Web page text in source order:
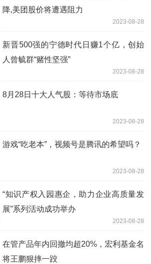
降,美团股价将遭遇阻力
2023-08-28
新晋500强的宁德时代日赚1个亿，创始
人曾毓群“赌性坚强”
2023-08-28
8月28日十大人气股：等待市场底
2023-08-28
游戏“吃老本”，视频号是腾讯的希望吗？
2023-08-28
“知识产权入园惠企，助力企业高质量发
展”系列活动成功举办
2023-08-28
在管产品年内回撤均超20%，宏利基金名
将王鹏狠摔一跤